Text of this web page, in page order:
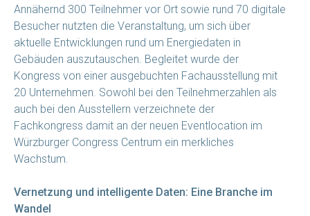
Annähernd 300 Teilnehmer vor Ort sowie rund 70 digitale
Besucher nutzten die Veranstaltung, um sich über
aktuelle Entwicklungen rund um Energiedaten in
Gebäuden auszutauschen. Begleitet wurde der
Kongress von einer ausgebuchten Fachausstellung mit
20 Unternehmen. Sowohl bei den Teilnehmerzahlen als
auch bei den Ausstellern verzeichnete der
Fachkongress damit an der neuen Eventlocation im
Würzburger Congress Centrum ein merkliches
Wachstum.
Vernetzung und intelligente Daten: Eine Branche im
Wandel